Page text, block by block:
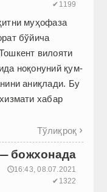
✔1199
муҳофаза
бў­йича
вилояти
ноқонуний қум-
аниқлади. Бу
хабар
Тўлиқроқ 
божхонада
🕔16:43, 08.07.2021
✔1322